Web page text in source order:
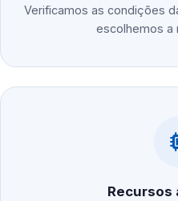
Verificamos as condições
escolhemos a
Recursos